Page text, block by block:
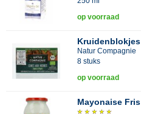
op voorraad
Natur Compagnie
8 stuks
op voorraad
Mayonaise